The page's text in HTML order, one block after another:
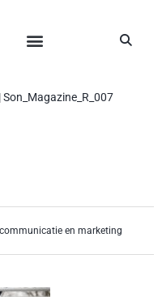
|Son_Magazine_R_007
en marketing